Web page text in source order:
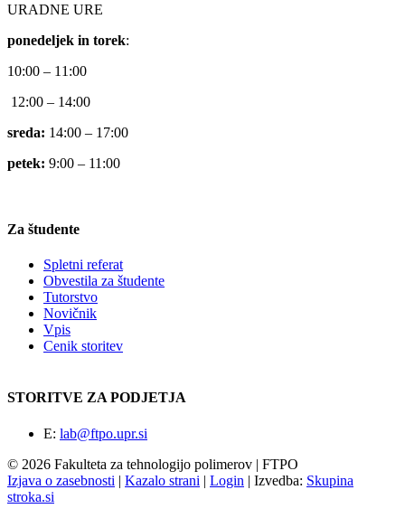
URADNE URE
ponedeljek in torek:
10:00 – 11:00
12:00 – 14:00
sreda: 14:00 – 17:00
petek: 9:00 – 11:00
Za študente
Spletni referat
Obvestila za študente
Tutorstvo
Novičnik
Vpis
Cenik storitev
STORITVE ZA PODJETJA
E: lab@ftpo.upr.si
© 2026 Fakulteta za tehnologijo polimerov | FTPO
Izjava o zasebnosti | Kazalo strani | Login | Izvedba: Skupina
stroka.si